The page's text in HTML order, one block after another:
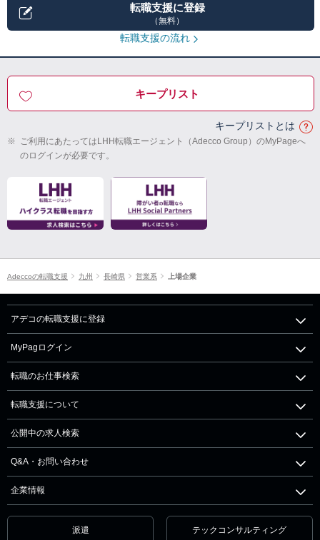
転職支援に登録
（無料）
転職支援の流れ
キープリスト
キープリストとは
※ ご利用にあたってはLHH転職エージェント（Adecco Group）のMyPageへ
のログインが必要です。
Adeccoの転職支援 九州 長崎県 営業系 上場企業
アデコの転職支援に登録
MyPagログイン
転職のお仕事検索
転職支援について
公開中の求人検索
Q&A・お問い合わせ
企業情報
派遣 テックコンサルティング